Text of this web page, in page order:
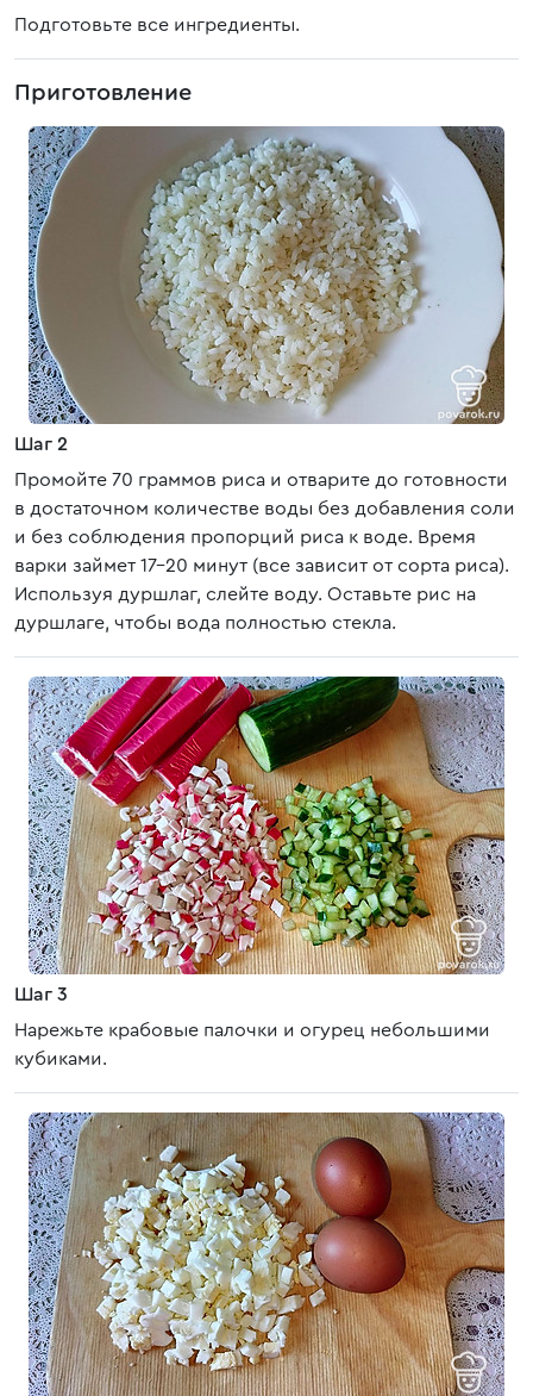
Подготовьте все ингредиенты.
Приготовление
Шаг 2
Промойте 70 граммов риса и отварите до готовности
в достаточном количестве воды без добавления соли
и без соблюдения пропорций риса к воде. Время
варки займет 17-20 минут (все зависит от сорта риса).
Используя дуршлаг, слейте воду. Оставьте рис на
дуршлаге, чтобы вода полностью стекла.
Шаг 3
Нарежьте крабовые палочки и огурец небольшими
кубиками.